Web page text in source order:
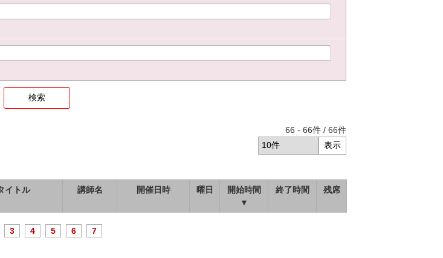
66 - 66件 / 66件
イトル 講師名 開催日時 曜日
開始時間
▼
終了時間 残席
3 4 5 6 7